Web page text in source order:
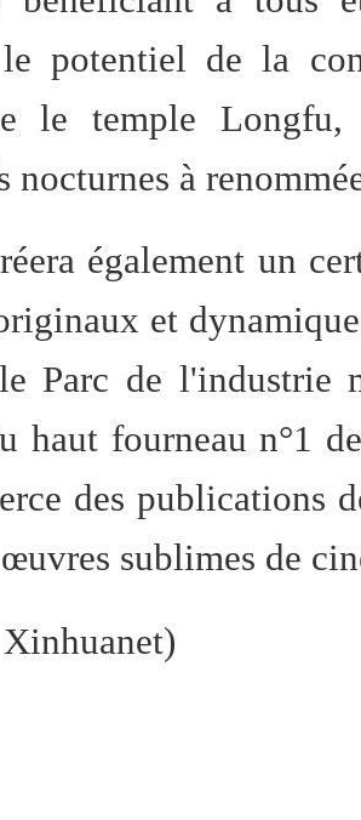
potentiel de la
le temple
nocturnes à
également un
et
Parc de l'industrie
haut fourneau n°1
des publications
œuvres sublimes de